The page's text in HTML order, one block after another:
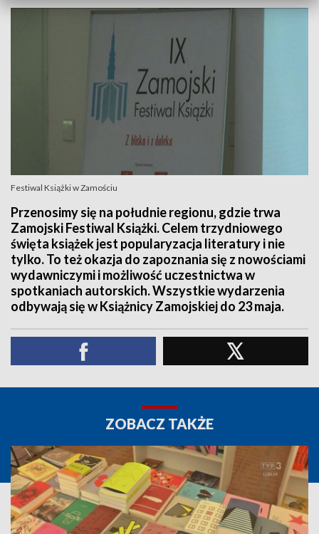
Festiwal Książki w Zamościu
Przenosimy się na południe regionu, gdzie trwa
Zamojski Festiwal Książki. Celem trzydniowego
święta książek jest popularyzacja literatury i nie
tylko. To też okazja do zapoznania się z nowościami
wydawniczymi i możliwość uczestnictwa w
spotkaniach autorskich. Wszystkie wydarzenia
odbywają się w Książnicy Zamojskiej do 23 maja.
ZOBACZ TAKŻE